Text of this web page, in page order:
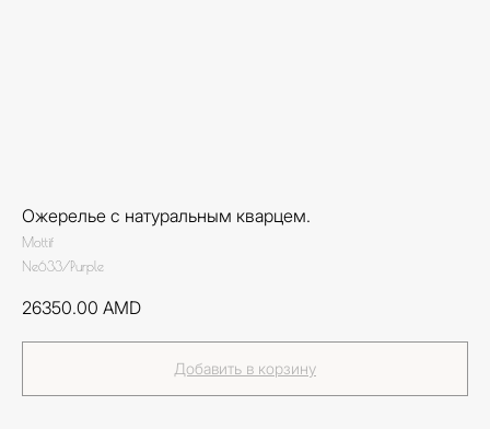
Ожерелье с натуральным кварцем.
Mottif
Ne633/Purple
26350.00 AMD
Добавить в корзину